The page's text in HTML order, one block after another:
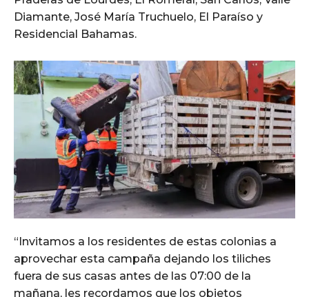
Diamante, José María Truchuelo, El Paraíso y
Residencial Bahamas.
“Invitamos a los residentes de estas colonias a
aprovechar esta campaña dejando los tiliches
fuera de sus casas antes de las 07:00 de la
mañana, les recordamos que los objetos